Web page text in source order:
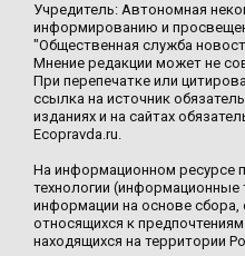
Учредитель: Автономная
информированию и
"Общественная служба
Мнение редакции может не
При перепечатке или
ссылка на источник
изданиях и на сайтах
Ecopravda.ru.
На информационном ресурсе
технологии (информационные
информации на основе сбора,
относящихся к
находящихся на территории